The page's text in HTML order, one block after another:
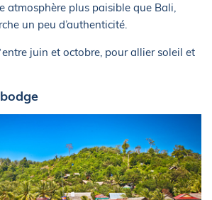
atmosphère plus paisible que Bali,
un peu d’authenticité.
entre juin et octobre, pour allier soleil et